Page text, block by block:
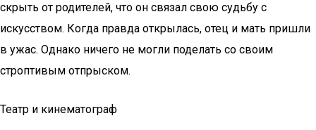
скрыть от родителей, что он связал свою судьбу с
искусством. Когда правда открылась, отец и мать пришли
в ужас. Однако ничего не могли поделать со своим
строптивым отпрыском.
Театр и кинематограф